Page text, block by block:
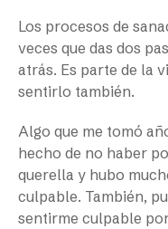
Los procesos de
veces que das dos
atrás. Es parte de la
sentirlo también.
Algo que me tomó
hecho de no haber
querella y hubo
culpable. También,
sentirme culpable